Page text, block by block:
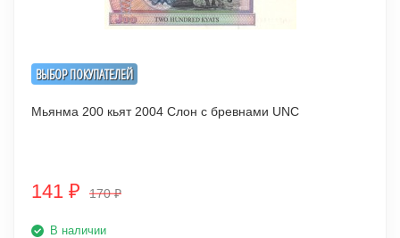
ВЫБОР ПОКУПАТЕЛЕЙ
Мьянма 200 кьят 2004 Слон с бревнами UNC
141 ₽ 170₽
В наличии